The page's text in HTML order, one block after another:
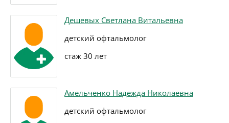
Дешевых Светлана Витальевна
детский офтальмолог
стаж 30 лет
Амельченко Надежда Николаевна
детский офтальмолог